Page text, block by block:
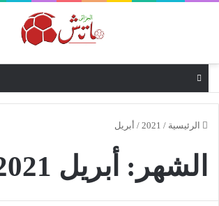
الرئيسية /
2021
/ أبريل
الشهر: أبريل 2021